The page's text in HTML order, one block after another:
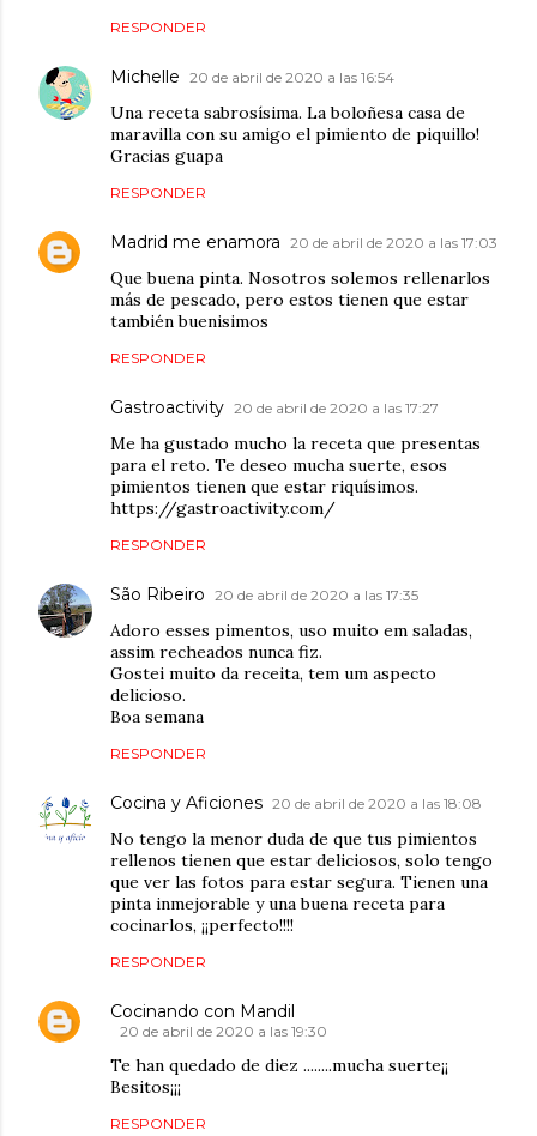
RESPONDER
Michelle 20 de abril de 2020 a las 16:54
Una receta sabrosísima. La boloñesa casa de
maravilla con su amigo el pimiento de piquillo!
Gracias guapa
RESPONDER
Madrid me enamora 20 de abril de 2020 a las 17:03
Que buena pinta. Nosotros solemos rellenarlos
más de pescado, pero estos tienen que estar
también buenisimos
RESPONDER
Gastroactivity 20 de abril de 2020 a las 17:27
Me ha gustado mucho la receta que presentas
para el reto. Te deseo mucha suerte, esos
pimientos tienen que estar riquísimos.
https://gastroactivity.com/
RESPONDER
São Ribeiro 20 de abril de 2020 a las 17:35
Adoro esses pimentos, uso muito em saladas,
assim recheados nunca fiz.
Gostei muito da receita, tem um aspecto
delicioso.
Boa semana
RESPONDER
Cocina y Aficiones 20 de abril de 2020 a las 18:08
No tengo la menor duda de que tus pimientos
rellenos tienen que estar deliciosos, solo tengo
que ver las fotos para estar segura. Tienen una
pinta inmejorable y una buena receta para
cocinarlos, ¡¡perfecto!!!!
RESPONDER
Cocinando con Mandil
20 de abril de 2020 a las 19:30
Te han quedado de diez ........mucha suerte¡¡
Besitos¡¡¡
RESPONDER